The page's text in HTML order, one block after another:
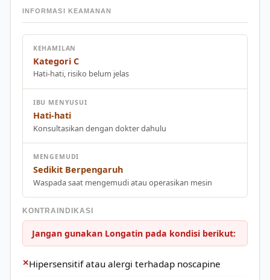
INFORMASI KEAMANAN
KEHAMILAN
Kategori C
Hati-hati, risiko belum jelas
IBU MENYUSUI
Hati-hati
Konsultasikan dengan dokter dahulu
MENGEMUDI
Sedikit Berpengaruh
Waspada saat mengemudi atau operasikan mesin
KONTRAINDIKASI
Jangan gunakan Longatin pada kondisi berikut:
✕Hipersensitif atau alergi terhadap noscapine